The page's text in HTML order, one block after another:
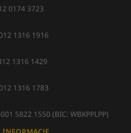
0174 3723
1316 1916
1316 1429
1316 1783
5822 1550 (BIC: WBKPPLPP)